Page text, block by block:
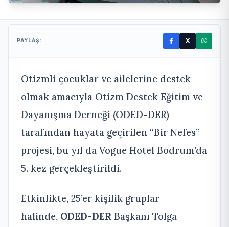
PAYLAŞ: X
Otizmli çocuklar ve ailelerine destek
olmak amacıyla Otizm Destek Eğitim ve
Dayanışma Derneği (ODED-DER)
tarafından hayata geçirilen “Bir Nefes”
projesi, bu yıl da Vogue Hotel Bodrum’da
5. kez gerçekleştirildi.
Etkinlikte, 25’er kişilik gruplar
halinde, ODED-DER Başkanı Tolga